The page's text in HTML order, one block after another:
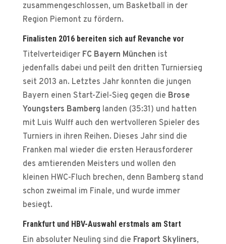
zusammengeschlossen, um Basketball in der
Region Piemont zu fördern.
Finalisten 2016 bereiten sich auf Revanche vor
Titelverteidiger FC Bayern München ist
jedenfalls dabei und peilt den dritten Turniersieg
seit 2013 an. Letztes Jahr konnten die jungen
Bayern einen Start-Ziel-Sieg gegen die Brose
Youngsters Bamberg landen (35:31) und hatten
mit Luis Wulff auch den wertvolleren Spieler des
Turniers in ihren Reihen. Dieses Jahr sind die
Franken mal wieder die ersten Herausforderer
des amtierenden Meisters und wollen den
kleinen HWC-Fluch brechen, denn Bamberg stand
schon zweimal im Finale, und wurde immer
besiegt.
Frankfurt und HBV-Auswahl erstmals am Start
Ein absoluter Neuling sind die Fraport Skyliners,